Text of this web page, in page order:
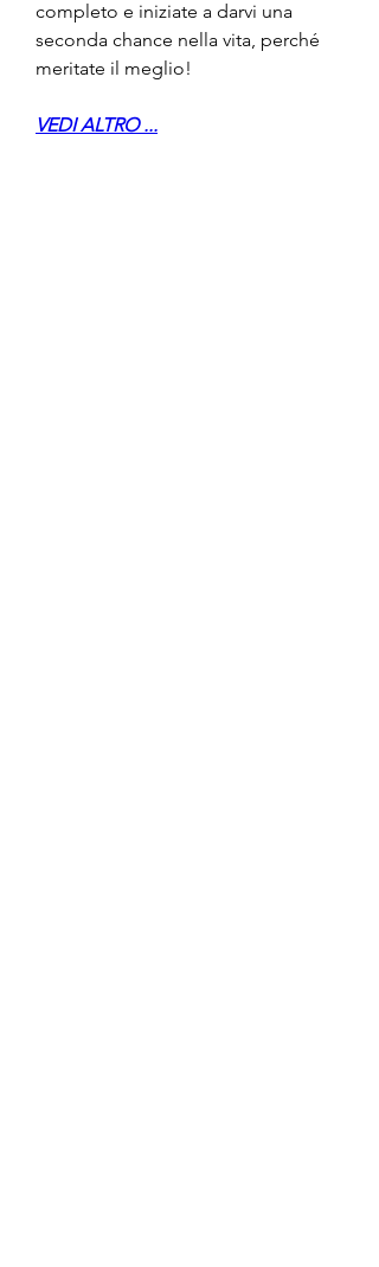
completo e iniziate a darvi una
seconda chance nella vita, perché
meritate il meglio!
VEDI ALTRO ...